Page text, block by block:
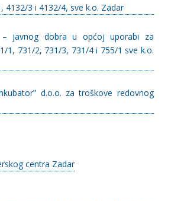
4132/3 i 4132/4, sve k.o. Zadar
– javnog dobra u općoj uporabi za
1, 731/2, 731/3, 731/4 i 755/1 sve k.o.
d.o.o. za troškove redovnog
centra Zadar